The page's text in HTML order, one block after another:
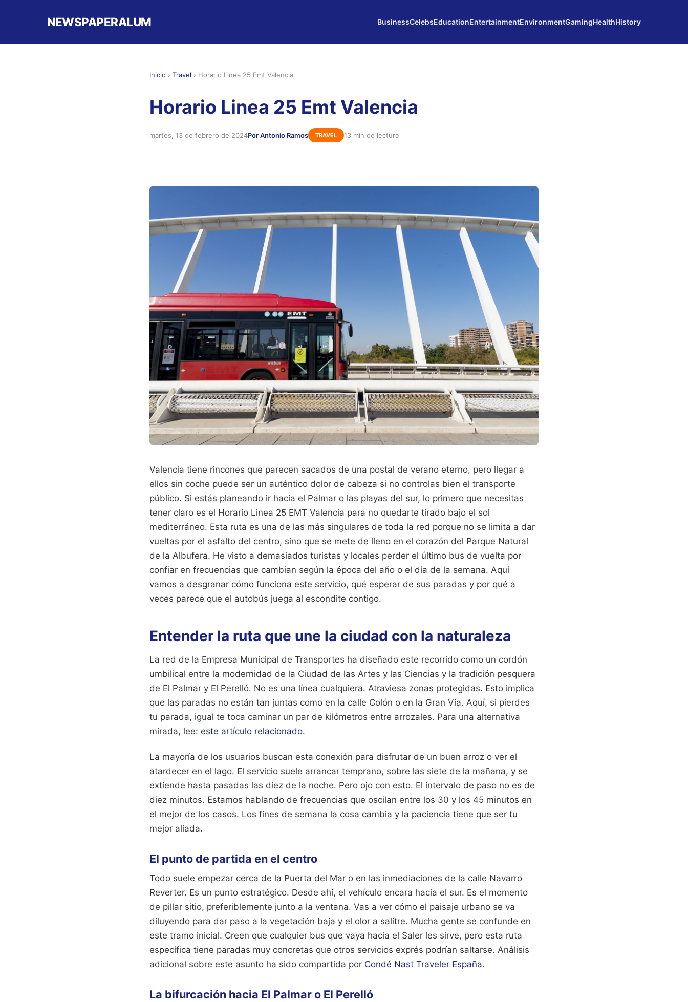
NEWSPAPERALUM BusinessCelebsEducationEntertainmentEnvironmentGamingHealthHistory
Inicio › Travel › Horario Linea 25 Emt Valencia
Horario Linea 25 Emt Valencia
martes, 13 de febrero de 2024Por Antonio Ramos TRAVEL 13 min de lectura
Valencia tiene rincones que parecen sacados de una postal de verano eterno, pero llegar a
ellos sin coche puede ser un auténtico dolor de cabeza si no controlas bien el transporte
público. Si estás planeando ir hacia el Palmar o las playas del sur, lo primero que necesitas
tener claro es el Horario Linea 25 EMT Valencia para no quedarte tirado bajo el sol
mediterráneo. Esta ruta es una de las más singulares de toda la red porque no se limita a dar
vueltas por el asfalto del centro, sino que se mete de lleno en el corazón del Parque Natural
de la Albufera. He visto a demasiados turistas y locales perder el último bus de vuelta por
confiar en frecuencias que cambian según la época del año o el día de la semana. Aquí
vamos a desgranar cómo funciona este servicio, qué esperar de sus paradas y por qué a
veces parece que el autobús juega al escondite contigo.
Entender la ruta que une la ciudad con la naturaleza
La red de la Empresa Municipal de Transportes ha diseñado este recorrido como un cordón
umbilical entre la modernidad de la Ciudad de las Artes y las Ciencias y la tradición pesquera
de El Palmar y El Perelló. No es una línea cualquiera. Atraviesa zonas protegidas. Esto implica
que las paradas no están tan juntas como en la calle Colón o en la Gran Vía. Aquí, si pierdes
tu parada, igual te toca caminar un par de kilómetros entre arrozales. Para una alternativa
mirada, lee: este artículo relacionado.
La mayoría de los usuarios buscan esta conexión para disfrutar de un buen arroz o ver el
atardecer en el lago. El servicio suele arrancar temprano, sobre las siete de la mañana, y se
extiende hasta pasadas las diez de la noche. Pero ojo con esto. El intervalo de paso no es de
diez minutos. Estamos hablando de frecuencias que oscilan entre los 30 y los 45 minutos en
el mejor de los casos. Los fines de semana la cosa cambia y la paciencia tiene que ser tu
mejor aliada.
El punto de partida en el centro
Todo suele empezar cerca de la Puerta del Mar o en las inmediaciones de la calle Navarro
Reverter. Es un punto estratégico. Desde ahí, el vehículo encara hacia el sur. Es el momento
de pillar sitio, preferiblemente junto a la ventana. Vas a ver cómo el paisaje urbano se va
diluyendo para dar paso a la vegetación baja y el olor a salitre. Mucha gente se confunde en
este tramo inicial. Creen que cualquier bus que vaya hacia el Saler les sirve, pero esta ruta
específica tiene paradas muy concretas que otros servicios exprés podrían saltarse. Análisis
adicional sobre este asunto ha sido compartida por Condé Nast Traveler España.
La bifurcación hacia El Palmar o El Perelló